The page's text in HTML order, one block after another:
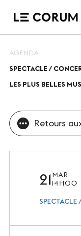
ESPACE PRO
Le Corum
Nos espaces
Vos
Nos offres
Notre
Le Club
AGENDA
SPECTACLE /
LES PLUS BELLES
Retours
21 MAR
14H00
SPECTACLE